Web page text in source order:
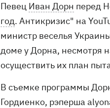
Певец Иван Дорн перед
год. Антикризис" на
министр веселья
доме у Дорна, несмотря
осуществить их план
В съемке программы
Гордиенко, рэперша